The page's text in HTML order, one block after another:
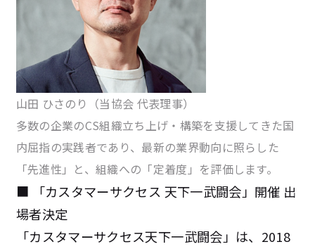
山田 ひさのり
（当協会 代表理事）
多数の企業のCS組織立ち上げ・構築を支援してきた国
内屈指の実践者であり、最新の業界動向に照らした
「先進性」と、組織への「定着度」を評価します。
■ 「カスタマーサクセス 天下一武闘会」開催 出
場者決定
「カスタマーサクセス天下一武闘会」は、2018